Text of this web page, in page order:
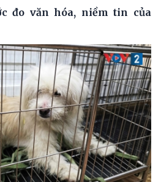
đo văn hóa, niềm tin của